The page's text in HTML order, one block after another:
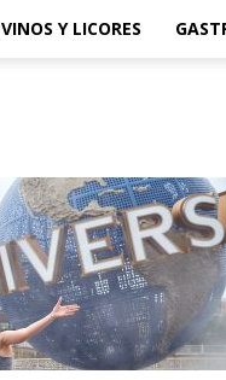
VINOS Y LICORES